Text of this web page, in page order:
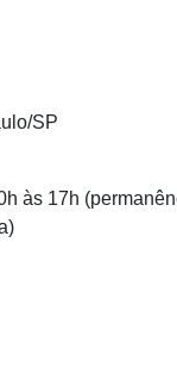
SP
às 17h